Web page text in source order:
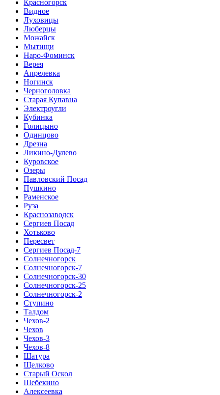
Красногорск
Видное
Луховицы
Люберцы
Можайск
Мытищи
Наро-Фоминск
Верея
Апрелевка
Ногинск
Черноголовка
Старая Купавна
Электроугли
Кубинка
Голицыно
Одинцово
Дрезна
Ликино-Дулево
Куровское
Озеры
Павловский Посад
Пушкино
Раменское
Руза
Краснозаводск
Сергиев Посад
Хотьково
Пересвет
Сергиев Посад-7
Солнечногорск
Солнечногорск-7
Солнечногорск-30
Солнечногорск-25
Солнечногорск-2
Ступино
Талдом
Чехов-2
Чехов
Чехов-3
Чехов-8
Шатура
Щелково
Старый Оскол
Шебекино
Алексеевка